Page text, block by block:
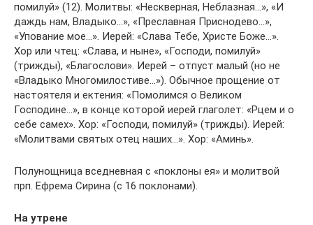
помилуй» (12). Молитвы: «Нескверная, Неблазная…», «И
даждь нам, Владыко…», «Преславная Приснодево…»,
«Упование мое…». Иерей: «Слава Тебе, Христе Боже…».
Хор или чтец: «Слава, и ныне», «Господи, помилуй»
(трижды), «Благослови». Иерей – отпуст малый (но не
«Владыко Многомилостиве…»). Обычное прощение от
настоятеля и ектения: «Помолимся о Великом
Господине…», в конце которой иерей глаголет: «Рцем и о
себе самех». Хор: «Господи, помилуй» (трижды). Иерей:
«Молитвами святых отец наших…». Хор: «Аминь».
Полунощница вседневная с «поклоны ея» и молитвой
прп. Ефрема Сирина (с 16 поклонами).
На утрене